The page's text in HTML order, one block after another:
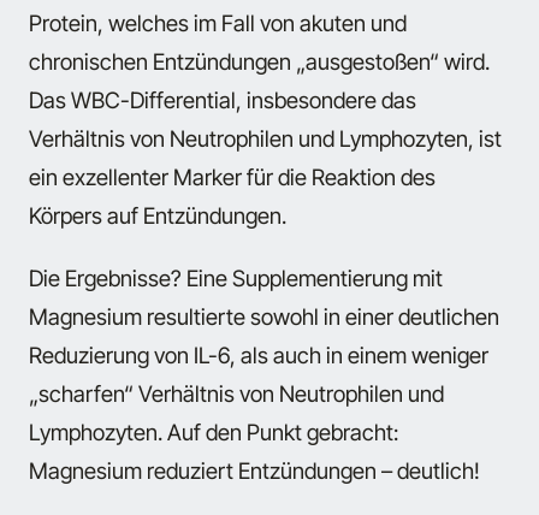
Protein, welches im Fall von akuten und
chronischen Entzündungen „ausgestoßen“ wird.
Das WBC-Differential, insbesondere das
Verhältnis von Neutrophilen und Lymphozyten, ist
ein exzellenter Marker für die Reaktion des
Körpers auf Entzündungen.
Die Ergebnisse? Eine Supplementierung mit
Magnesium resultierte sowohl in einer deutlichen
Reduzierung von IL-6, als auch in einem weniger
„scharfen“ Verhältnis von Neutrophilen und
Lymphozyten. Auf den Punkt gebracht:
Magnesium reduziert Entzündungen – deutlich!